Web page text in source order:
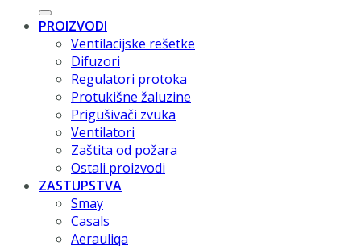
PROIZVODI
Ventilacijske rešetke
Difuzori
Regulatori protoka
Protukišne žaluzine
Prigušivači zvuka
Ventilatori
Zaštita od požara
Ostali proizvodi
ZASTUPSTVA
Smay
Casals
Aerauliqa